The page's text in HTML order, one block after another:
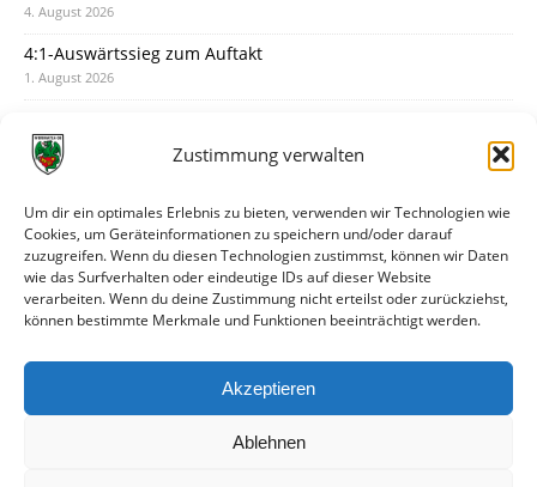
Zustimmung verwalten
Um dir ein optimales Erlebnis zu bieten, verwenden wir Technologien wie
Cookies, um Geräteinformationen zu speichern und/oder darauf
zuzugreifen. Wenn du diesen Technologien zustimmst, können wir Daten
wie das Surfverhalten oder eindeutige IDs auf dieser Website
verarbeiten. Wenn du deine Zustimmung nicht erteilst oder zurückziehst,
können bestimmte Merkmale und Funktionen beeinträchtigt werden.
Akzeptieren
Ablehnen
4. August 2026
4:1-Auswärtssieg zum Auftakt
1. August 2026
31. Juli 2026
30. Juli 2026
Deine Spielminute: 89+1
28. Juli 2026
Neuer Rückensponsor
Neue Podcast-Folge: So tickt Björn!
27. Juli 2026